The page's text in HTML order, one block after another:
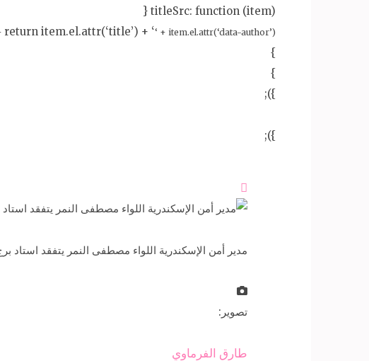
titleSrc: function (item) {
return item.el.attr(‘title’) + ‘‘ + item.el.attr(‘data-author’) + ‘
}
}
});
});

مدير أمن الإسكندرية اللواء مصطفى النمر يتفقد استاد
تصوير:
طارق الفرماوي